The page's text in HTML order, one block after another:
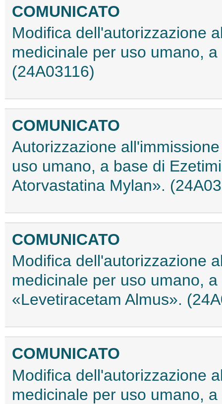
COMUNICATO
Modifica dell'autorizzazione
medicinale per uso umano,
(24A03116)
COMUNICATO
Autorizzazione
uso umano, a base di
Atorvastatina Mylan».
COMUNICATO
Modifica dell'autorizzazione
medicinale per uso umano,
«Levetiracetam Almus».
COMUNICATO
Modifica dell'autorizzazione
medicinale per uso umano,